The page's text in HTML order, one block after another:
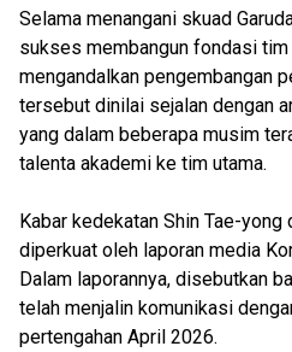
Selama menangani skuad
sukses membangun fondasi tim
mengandalkan pengembangan
tersebut dinilai sejalan dengan
yang dalam beberapa musim
talenta akademi ke tim utama.
Kabar kedekatan Shin Tae-yong
diperkuat oleh laporan media
Dalam laporannya, disebutkan
telah menjalin komunikasi
pertengahan April 2026.